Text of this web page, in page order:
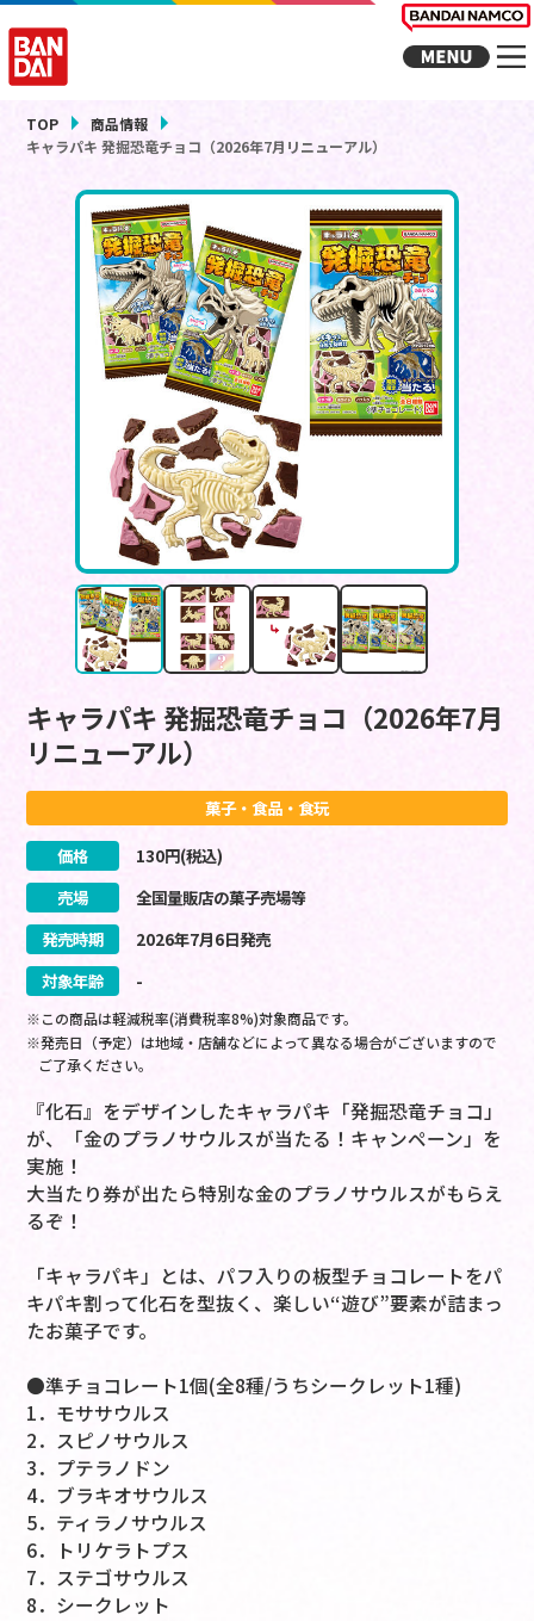
TOP
商品情報
キャラパキ 発掘恐竜チョコ（2026年7月リニューアル）
キャラパキ 発掘恐竜チョコ（2026年7月
リニューアル）
菓子・食品・食玩
価格 130円(税込)
売場
全国量販店の菓子売場等
発売時期
2026年7月6日発売
対象年齢
-
※この商品は軽減税率(消費税率8%)対象商品です。
※発売日（予定）は地域・店舗などによって異なる場合がございますので
ご了承ください。
『化石』をデザインしたキャラパキ「発掘恐竜チョコ」
が、「金のプラノサウルスが当たる！キャンペーン」を
実施！
大当たり券が出たら特別な金のプラノサウルスがもらえ
るぞ！
「キャラパキ」とは、パフ入りの板型チョコレートをパ
キパキ割って化石を型抜く、楽しい“遊び”要素が詰まっ
たお菓子です。
●準チョコレート1個(全8種/うちシークレット1種)
1．モササウルス
2．スピノサウルス
3．プテラノドン
4．ブラキオサウルス
5．ティラノサウルス
6．トリケラトプス
7．ステゴサウルス
8．シークレット